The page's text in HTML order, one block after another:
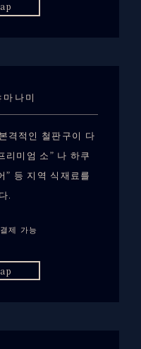
나미
격적인 철판구이 다
리미엄 소” 나 하쿠
” 등 지역 식재료를
.
제 가능